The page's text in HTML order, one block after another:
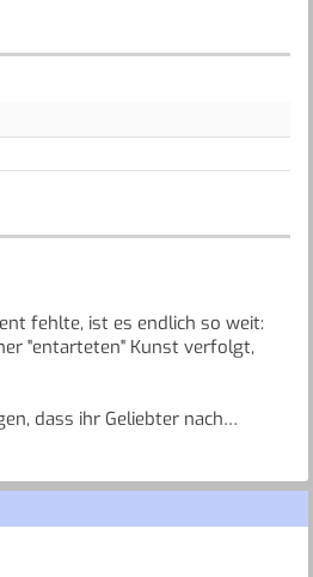
fehlte, ist es endlich so weit:
"entarteten" Kunst verfolgt,
dass ihr Geliebter nach
Traums zu arbeiten: ein